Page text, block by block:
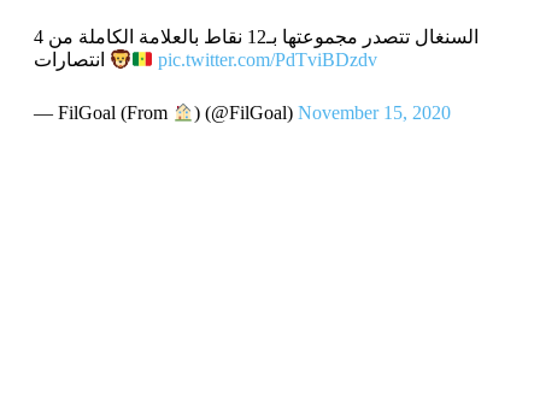
السنغال تتصدر مجموعتها بـ12 نقاط بالعلامة الكاملة من 4
pic.twitter.com/PdTviBDzdv
— FilGoal (From ) (@FilGoal) November 15, 2020